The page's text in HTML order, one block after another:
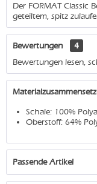
Der FORMAT Classic
geteiltem, spitz
Bewertungen
4
Bewertungen lesen,
Schale: 100%
Oberstoff: 64%
Passende Artikel